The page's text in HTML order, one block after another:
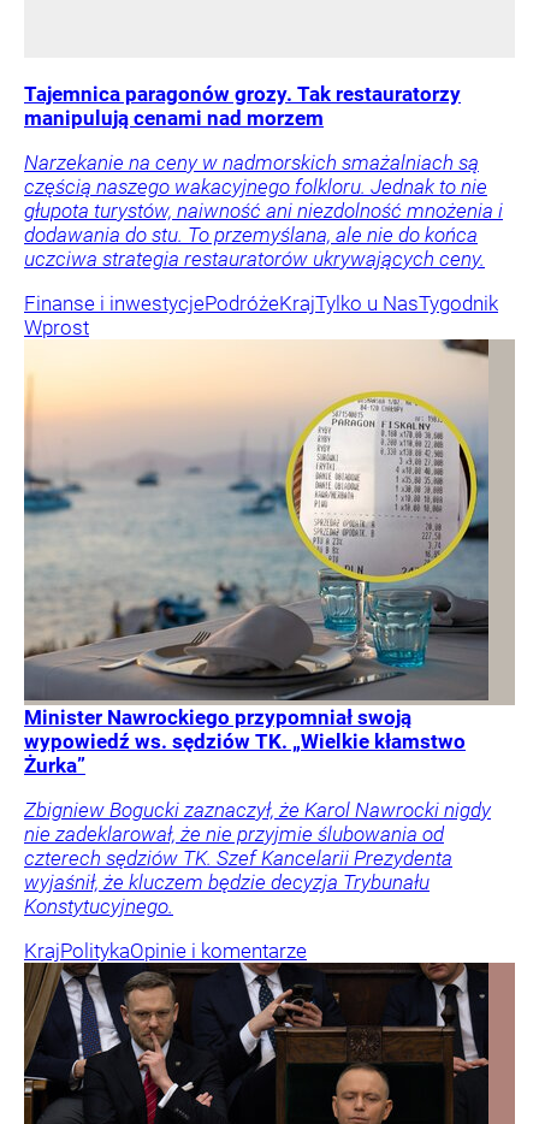
Tajemnica paragonów grozy. Tak restauratorzy
manipulują cenami nad morzem
Narzekanie na ceny w nadmorskich smażalniach są
częścią naszego wakacyjnego folkloru. Jednak to nie
głupota turystów, naiwność ani niezdolność mnożenia i
dodawania do stu. To przemyślana, ale nie do końca
uczciwa strategia restauratorów ukrywających ceny.
Finanse i inwestycjePodróżeKrajTylko u NasTygodnik
Wprost
Minister Nawrockiego przypomniał swoją
wypowiedź ws. sędziów TK. „Wielkie kłamstwo
Żurka”
Zbigniew Bogucki zaznaczył, że Karol Nawrocki nigdy
nie zadeklarował, że nie przyjmie ślubowania od
czterech sędziów TK. Szef Kancelarii Prezydenta
wyjaśnił, że kluczem będzie decyzja Trybunału
Konstytucyjnego.
KrajPolitykaOpinie i komentarze